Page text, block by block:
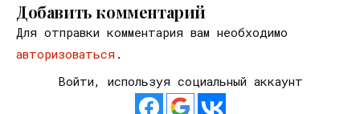
Добавить комментарий
Для отправки комментария вам необходимо
авторизоваться .
Войти, используя социальный аккаунт